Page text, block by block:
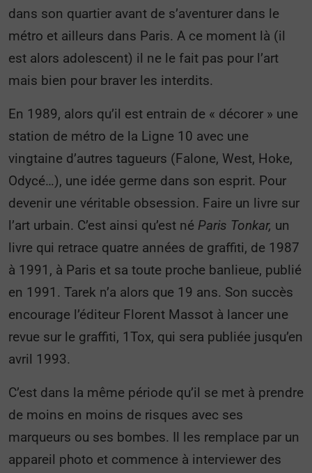
dans son quartier avant de s’aventurer dans le
métro et ailleurs dans Paris. A ce moment là (il
est alors adolescent) il ne le fait pas pour l’art
mais bien pour braver les interdits.
En 1989, alors qu’il est entrain de « décorer » une
station de métro de la Ligne 10 avec une
vingtaine d’autres tagueurs (Falone, West, Hoke,
Odycé…), une idée germe dans son esprit. Pour
devenir une véritable obsession. Faire un livre sur
l’art urbain. C’est ainsi qu’est né Paris Tonkar, un
livre qui retrace quatre années de graffiti, de 1987
à 1991, à Paris et sa toute proche banlieue, publié
en 1991. Tarek n’a alors que 19 ans. Son succès
encourage l’éditeur Florent Massot à lancer une
revue sur le graffiti, 1Tox, qui sera publiée jusqu’en
avril 1993.
C’est dans la même période qu’il se met à prendre
de moins en moins de risques avec ses
marqueurs ou ses bombes. Il les remplace par un
appareil photo et commence à interviewer des